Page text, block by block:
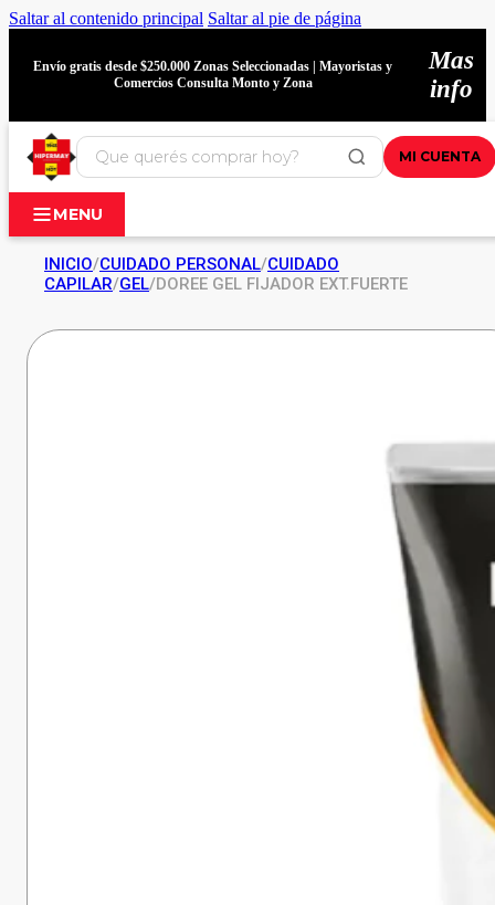
Saltar al contenido principal Saltar al pie de página
Envío gratis desde $250.000 Zonas Seleccionadas | Mayoristas y
Comercios Consulta Monto y Zona
Mas
info
MI CUENTA
MENU
INICIO/CUIDADO PERSONAL/CUIDADO
CAPILAR/GEL/DOREE GEL FIJADOR EXT.FUERTE